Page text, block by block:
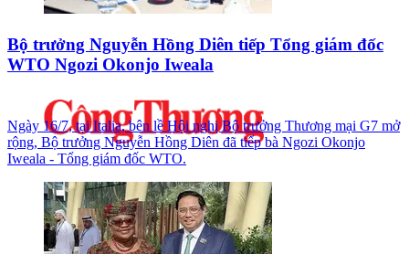
Bộ trưởng Nguyễn Hồng Diên tiếp Tổng giám đốc
WTO Ngozi Okonjo Iweala
Ngày 16/7, tại Italia, bên lề Hội nghị Bộ trưởng Thương mại G7 mở
rộng, Bộ trưởng Nguyễn Hồng Diên đã tiếp bà Ngozi Okonjo
Iweala - Tổng giám đốc WTO.